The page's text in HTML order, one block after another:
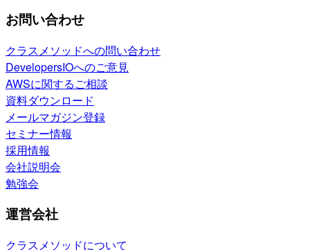
お問い合わせ
クラスメソッドへの問い合わせ
DevelopersIOへのご意見
AWSに関するご相談
資料ダウンロード
メールマガジン登録
セミナー情報
採用情報
会社説明会
勉強会
運営会社
クラスメソッドについて